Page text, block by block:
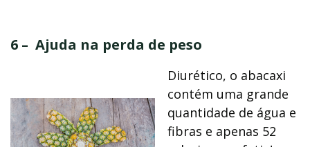
6 – Ajuda na perda de peso
Diurético, o abacaxi
contém uma grande
quantidade de água e
fibras e apenas 52